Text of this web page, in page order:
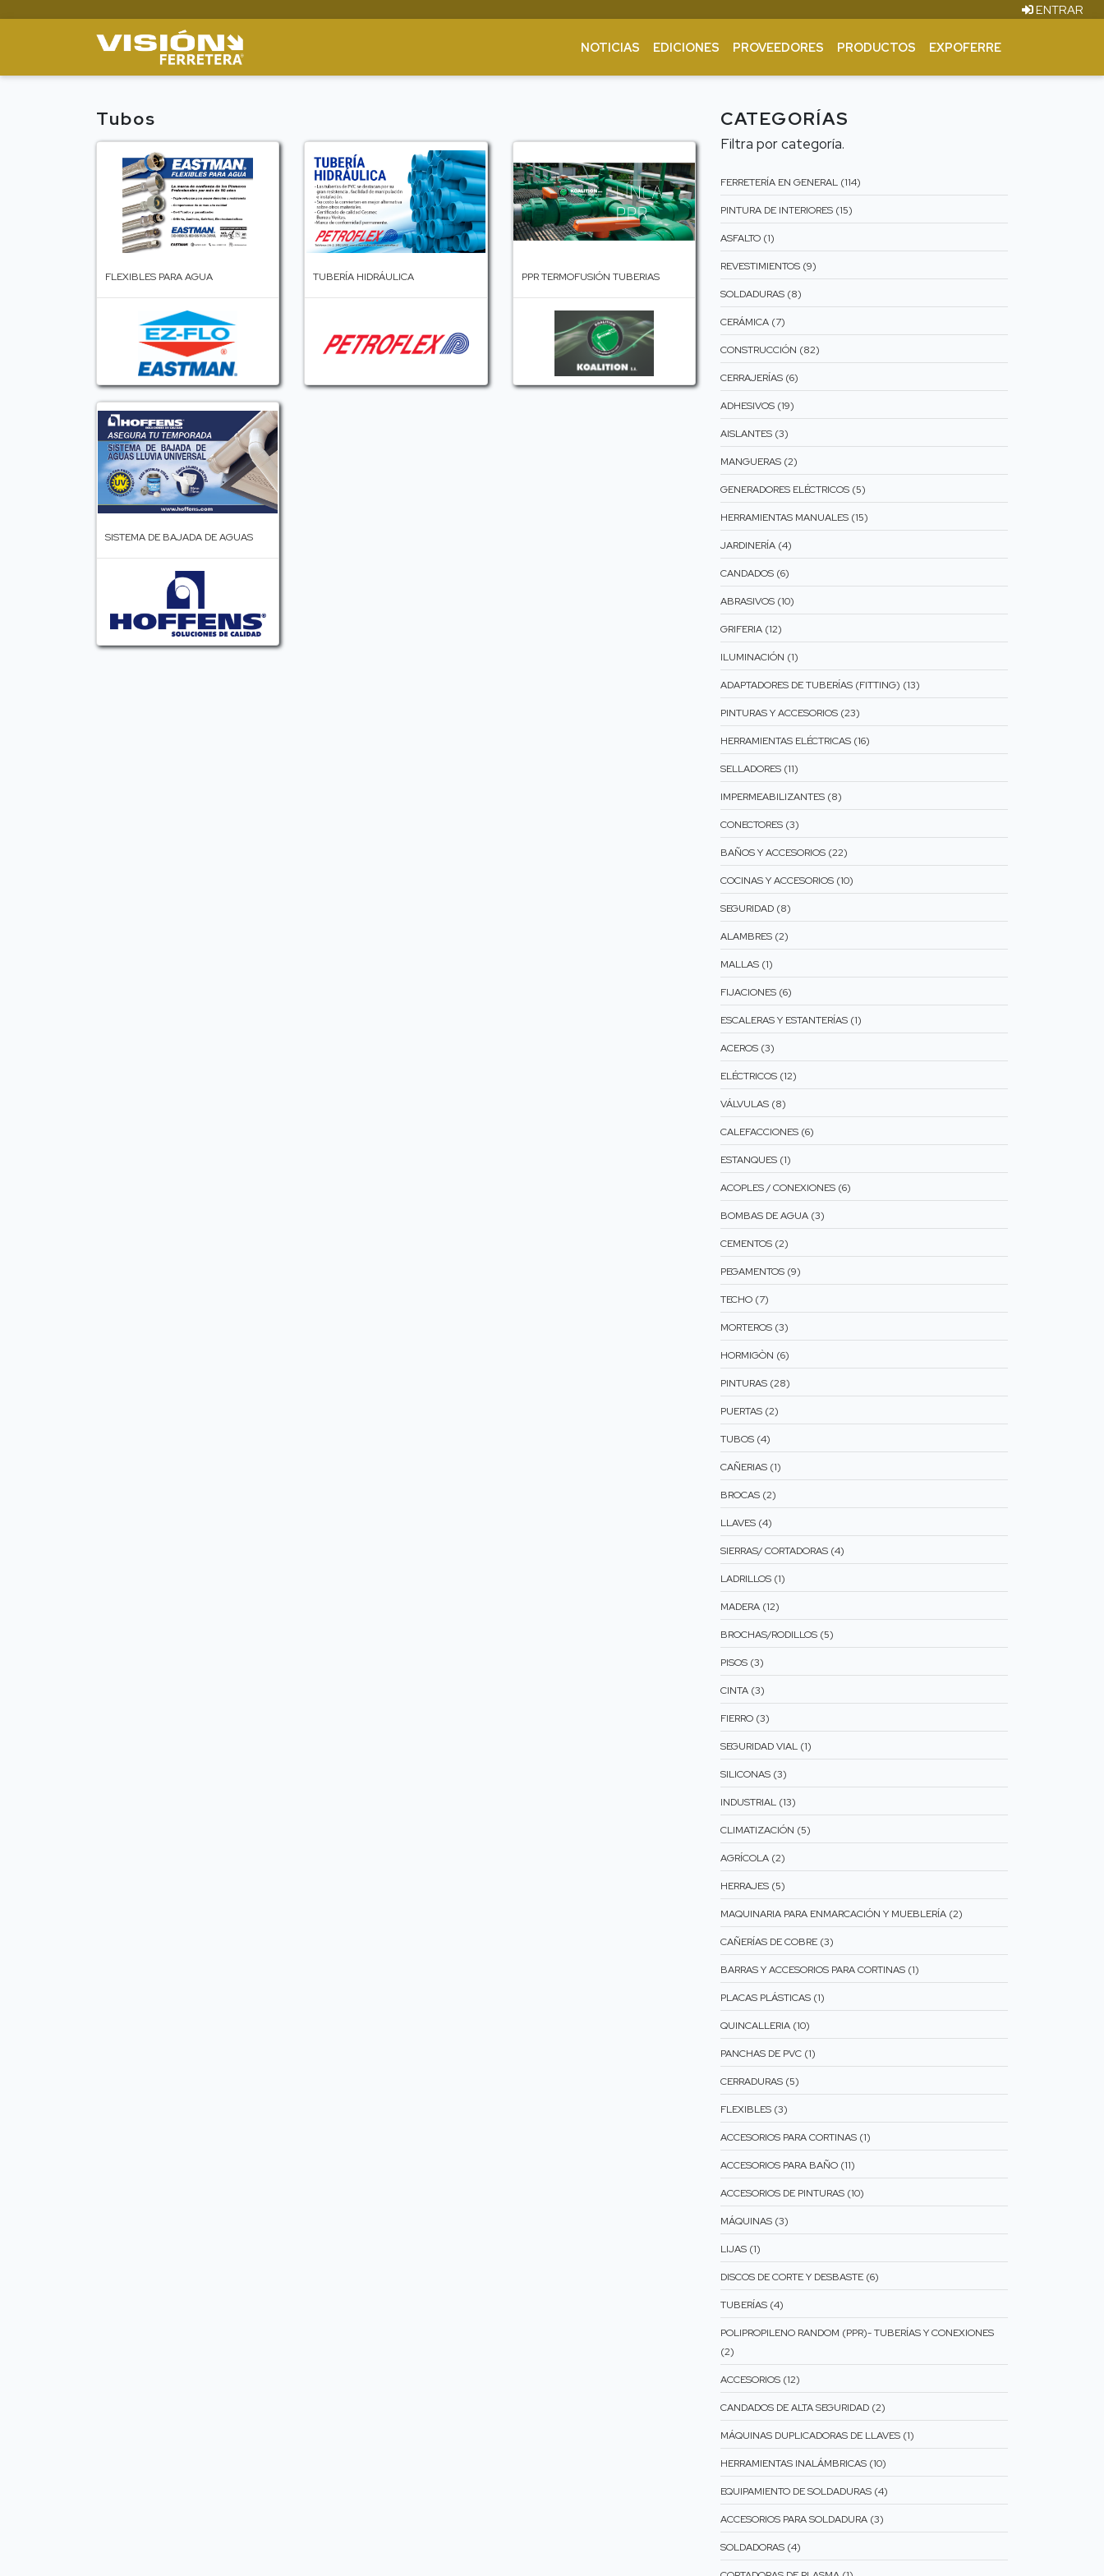
ENTRAR
NOTICIAS EDICIONES PROVEEDORES PRODUCTOS EXPOFERRE
Tubos
FLEXIBLES PARA AGUA TUBERÍA HIDRÁULICA PPR TERMOFUSIÓN TUBERIAS
SISTEMA DE BAJADA DE AGUAS
CATEGORÍAS
Filtra por categoría.
FERRETERÍA EN GENERAL (114)
PINTURA DE INTERIORES (15)
ASFALTO (1)
REVESTIMIENTOS (9)
SOLDADURAS (8)
CERÁMICA (7)
CONSTRUCCIÓN (82)
CERRAJERÍAS (6)
ADHESIVOS (19)
AISLANTES (3)
MANGUERAS (2)
GENERADORES ELÉCTRICOS (5)
HERRAMIENTAS MANUALES (15)
JARDINERÍA (4)
CANDADOS (6)
ABRASIVOS (10)
GRIFERIA (12)
ILUMINACIÓN (1)
ADAPTADORES DE TUBERÍAS (FITTING) (13)
PINTURAS Y ACCESORIOS (23)
HERRAMIENTAS ELÉCTRICAS (16)
SELLADORES (11)
IMPERMEABILIZANTES (8)
CONECTORES (3)
BAÑOS Y ACCESORIOS (22)
COCINAS Y ACCESORIOS (10)
SEGURIDAD (8)
ALAMBRES (2)
MALLAS (1)
FIJACIONES (6)
ESCALERAS Y ESTANTERÍAS (1)
ACEROS (3)
ELÉCTRICOS (12)
VÁLVULAS (8)
CALEFACCIONES (6)
ESTANQUES (1)
ACOPLES / CONEXIONES (6)
BOMBAS DE AGUA (3)
CEMENTOS (2)
PEGAMENTOS (9)
TECHO (7)
MORTEROS (3)
HORMIGÒN (6)
PINTURAS (28)
PUERTAS (2)
TUBOS (4)
CAÑERIAS (1)
BROCAS (2)
LLAVES (4)
SIERRAS/ CORTADORAS (4)
LADRILLOS (1)
MADERA (12)
BROCHAS/RODILLOS (5)
PISOS (3)
CINTA (3)
FIERRO (3)
SEGURIDAD VIAL (1)
SILICONAS (3)
INDUSTRIAL (13)
CLIMATIZACIÓN (5)
AGRÍCOLA (2)
HERRAJES (5)
MAQUINARIA PARA ENMARCACIÓN Y MUEBLERÍA (2)
CAÑERÍAS DE COBRE (3)
BARRAS Y ACCESORIOS PARA CORTINAS (1)
PLACAS PLÁSTICAS (1)
QUINCALLERIA (10)
PANCHAS DE PVC (1)
CERRADURAS (5)
FLEXIBLES (3)
ACCESORIOS PARA CORTINAS (1)
ACCESORIOS PARA BAÑO (11)
ACCESORIOS DE PINTURAS (10)
MÁQUINAS (3)
LIJAS (1)
DISCOS DE CORTE Y DESBASTE (6)
TUBERÍAS (4)
POLIPROPILENO RANDOM (PPR)- TUBERÍAS Y CONEXIONES
(2)
ACCESORIOS (12)
CANDADOS DE ALTA SEGURIDAD (2)
MÁQUINAS DUPLICADORAS DE LLAVES (1)
HERRAMIENTAS INALÁMBRICAS (10)
EQUIPAMIENTO DE SOLDADURAS (4)
ACCESORIOS PARA SOLDADURA (3)
SOLDADORAS (4)